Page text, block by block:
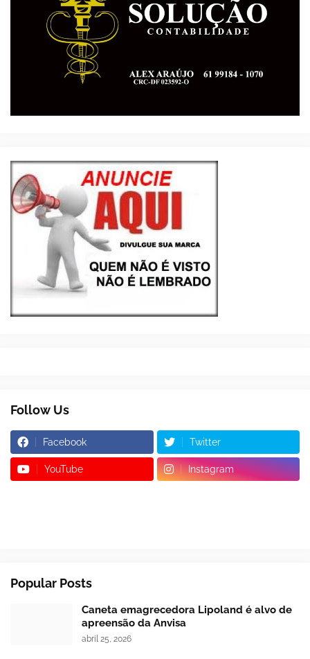
Follow Us
Facebook Twitter
YouTube Instagram
Popular Posts
Caneta emagrecedora Lipoland é alvo de
apreensão da Anvisa
abril 25, 2026